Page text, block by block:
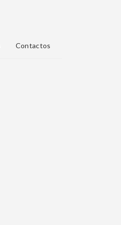
Contactos